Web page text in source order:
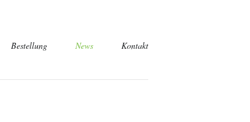
Bestellung News Kontakt